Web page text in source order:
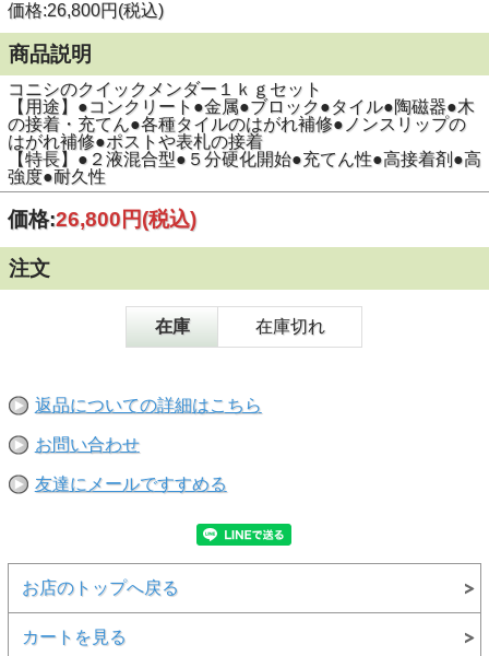
価格:26,800円(税込)
商品説明
コニシのクイックメンダー１ｋｇセット
【用途】●コンクリート●金属●ブロック●タイル●陶磁器●木
の接着・充てん●各種タイルのはがれ補修●ノンスリップの
はがれ補修●ポストや表札の接着
【特長】●２液混合型●５分硬化開始●充てん性●高接着剤●高
強度●耐久性
価格:26,800円(税込)
注文
在庫 在庫切れ
返品についての詳細はこちら
お問い合わせ
友達にメールですすめる
お店のトップへ戻る
カートを見る